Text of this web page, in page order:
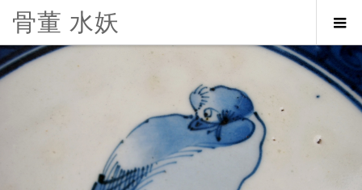
骨董 水妖